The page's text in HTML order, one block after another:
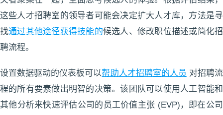
这些人才招聘室的领导者可能会决定扩大人才库，方法是寻
找通过其他途径获得技能的候选人、修改职位描述或简化招
聘流程。
设置数据驱动的仪表板可以帮助人才招聘室的人员 对招聘流
程的所有要素做出明智的决策。该团队可以使用人工智能和
其他分析来快速评估公司的员工价值主张 (EVP)，即在公司